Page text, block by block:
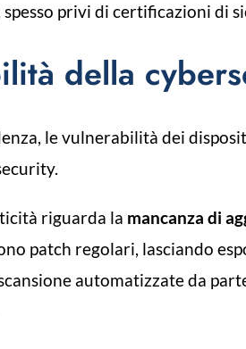
privi di certificazioni di
della
le vulnerabilità dei
riguarda la mancanza di
patch regolari, lasciando
automatizzate da